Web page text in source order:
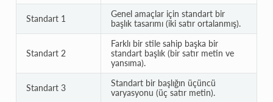
Standart 1
Genel amaçlar için standart bir
başlık tasarımı (iki satır ortalanmış).
Standart 2
Farklı bir stile sahip başka bir
standart başlık (bir satır metin ve
yansıma).
Standart 3
Standart bir başlığın üçüncü
varyasyonu (üç satır metin).